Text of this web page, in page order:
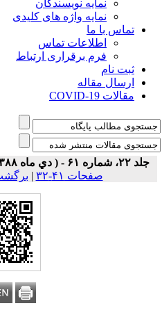
نمایه نویسندگان
نمایه واژه های کلیدی
تماس با ما
اطلاعات تماس
فرم برقراری ارتباط
ثبت نام
ارسال مقاله
مقالات COVID-19
جلد ۲۲، شماره ۶۱ - ( دي ماه ۱۳۸۸ )
صفحات ۴۱-۳۲
|برگشت